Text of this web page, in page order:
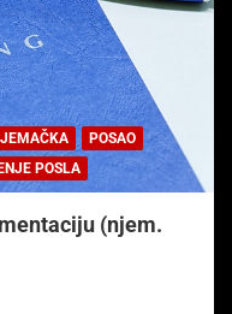
POSAO
POSLA
(njem.